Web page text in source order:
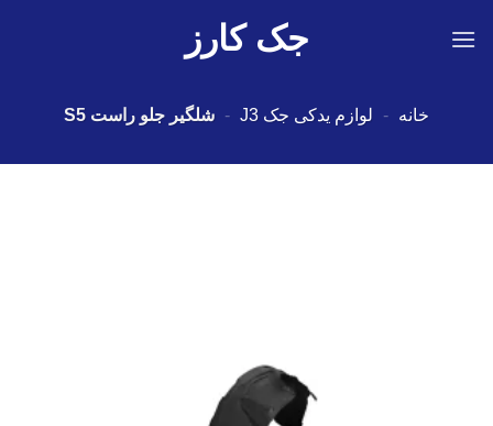
جک کارز
خانه - لوازم یدکی جک J3 - شلگیر جلو راست S5